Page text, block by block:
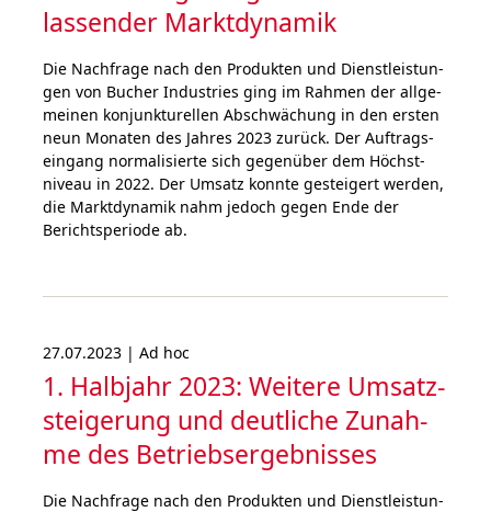
lassender Markt­dynamik
Die Nach­frage nach den Pro­dukten und Dienst­leistun­
gen von Bucher Industries ging im Rahmen der all­ge­
meinen konjunkturellen Abschwä­ch­ung in den ersten
neun Mona­ten des Jahres 2023 zurück. Der Auf­trags­
ein­gang nor­ma­li­sie­rte sich gegen­über dem Höchst­
niveau in 2022. Der Umsatz konnte gestei­gert werden,
die Markt­dyna­mik nahm jedoch gegen Ende der
Berichts­periode ab.
27.07.2023 | Ad hoc
1. Halbjahr 2023: Weitere Umsatz­
steigerung und deut­liche Zu­nah­
me des Betriebs­ergebnisses
Die Nach­frage nach den Produkten und Dienst­leistun­